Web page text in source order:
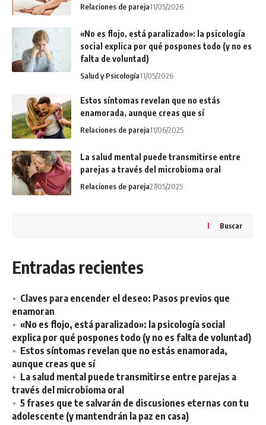
Relaciones de pareja11/05/2026
«No es flojo, está paralizado»: la psicología
social explica por qué pospones todo (y no es
falta de voluntad)
Salud y Psicología11/05/2026
Estos síntomas revelan que no estás
enamorada, aunque creas que sí
Relaciones de pareja11/06/2025
La salud mental puede transmitirse entre
parejas a través del microbioma oral
Relaciones de pareja27/05/2025
Buscar
Entradas recientes
Claves para encender el deseo: Pasos previos que
enamoran
«No es flojo, está paralizado»: la psicología social
explica por qué pospones todo (y no es falta de voluntad)
Estos síntomas revelan que no estás enamorada,
aunque creas que sí
La salud mental puede transmitirse entre parejas a
través del microbioma oral
5 frases que te salvarán de discusiones eternas con tu
adolescente (y mantendrán la paz en casa)